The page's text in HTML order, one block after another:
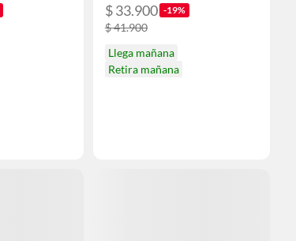
$ 33.900 -19%
$ 41.900
Llega mañana
Retira mañana